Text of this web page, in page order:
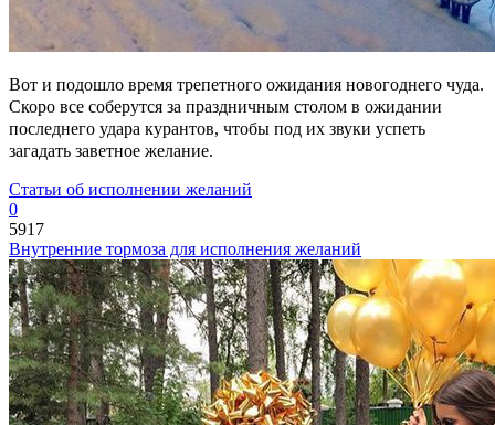
Вот и подошло время трепетного ожидания новогоднего чуда.
Скоро все соберутся за праздничным столом в ожидании
последнего удара курантов, чтобы под их звуки успеть
загадать заветное желание.
Статьи об исполнении желаний
0
5917
Внутренние тормоза для исполнения желаний